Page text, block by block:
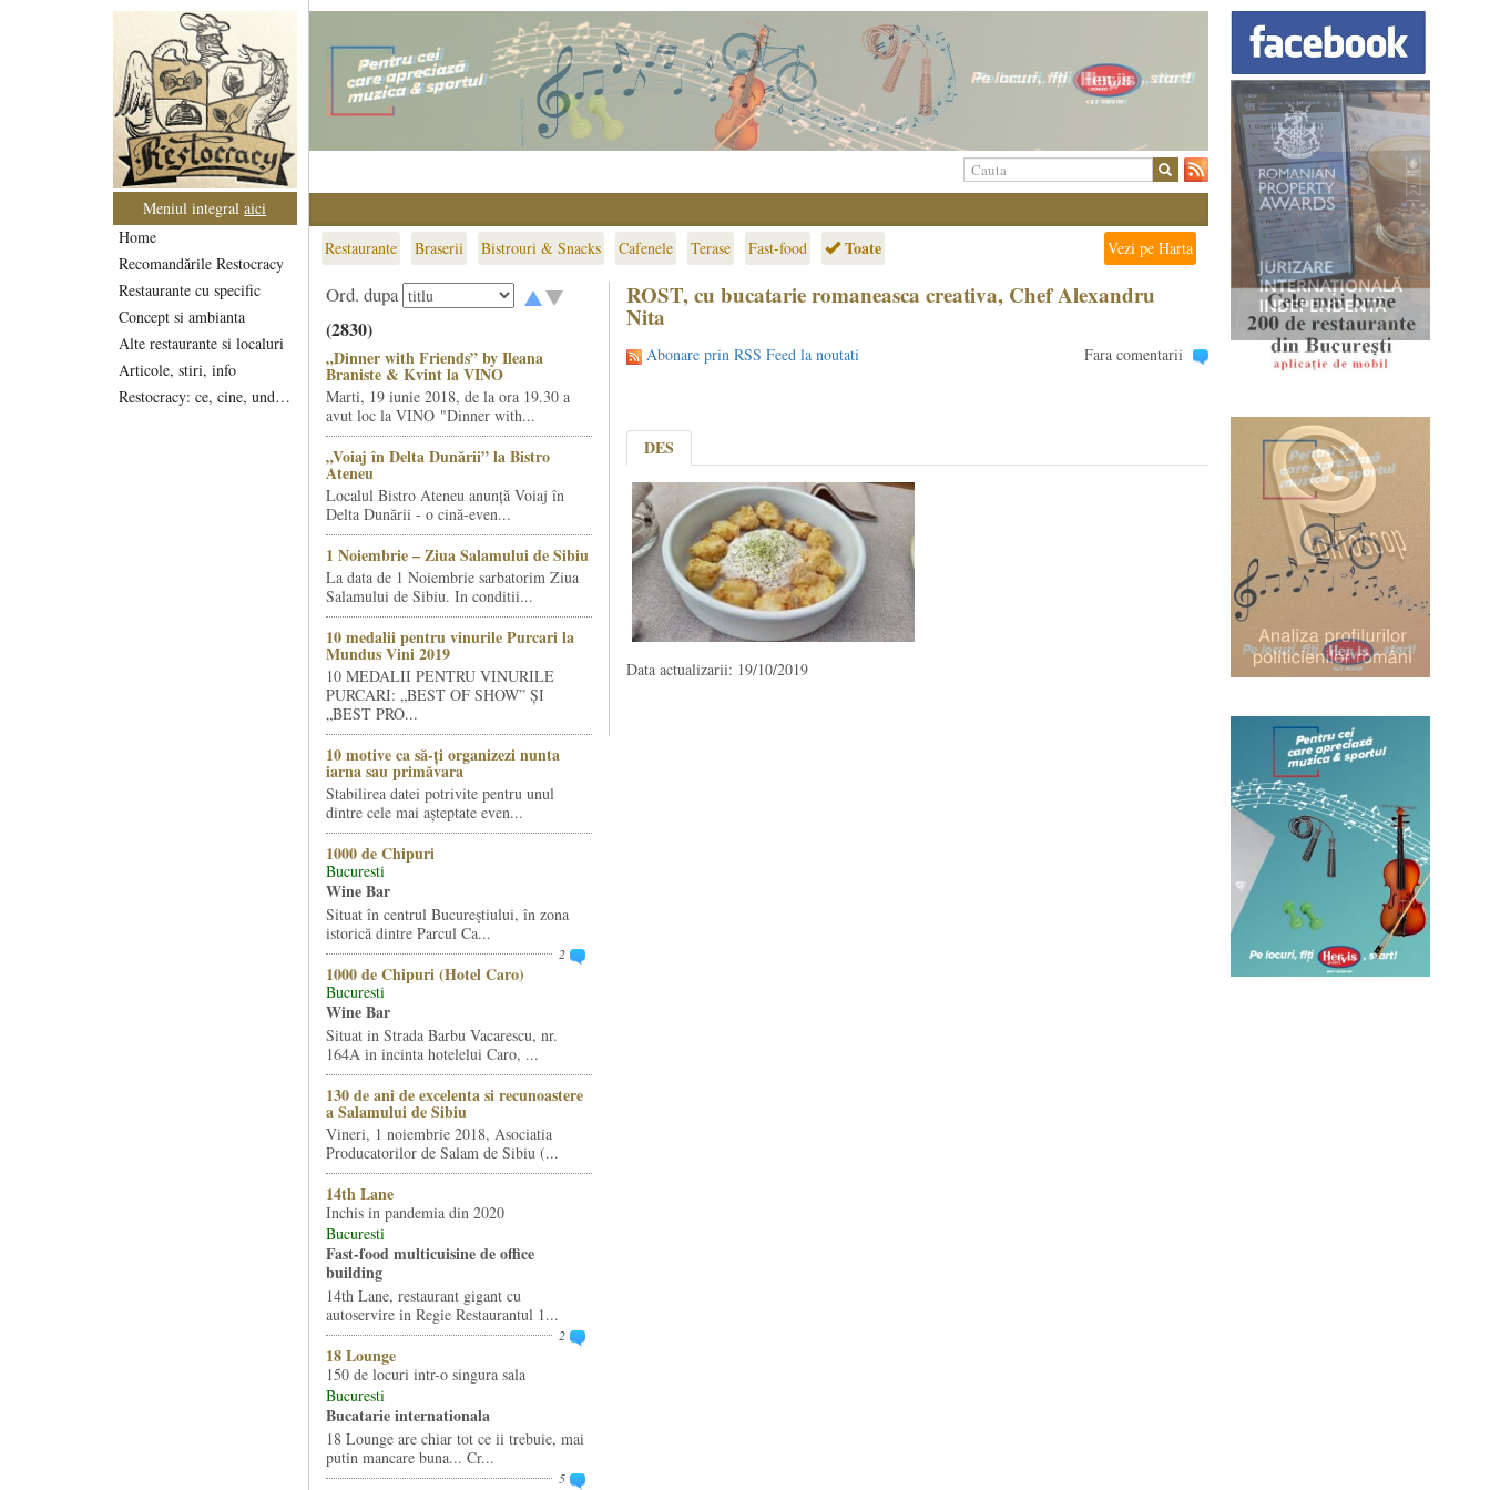
Meniul integralaici
Home
Recomandările Restocracy
Restaurante cu specific
Concept si ambianta
Alte restaurante si localuri
Articole, stiri, info
Restocracy: ce, cine, unde...
Restaurante Braserii Bistrouri & Snacks Cafenele Terase Fast-food Toate Vezi pe Harta
Ord. dupa
(2830)
„Dinner with Friends” by Ileana
Braniste & Kvint la VINO
Marti, 19 iunie 2018, de la ora 19.30 a
avut loc la VINO "Dinner with...
„Voiaj în Delta Dunării” la Bistro
Ateneu
Localul Bistro Ateneu anunță Voiaj în
Delta Dunării - o cină-even...
1 Noiembrie – Ziua Salamului de Sibiu
La data de 1 Noiembrie sarbatorim Ziua
Salamului de Sibiu. In conditii...
10 medalii pentru vinurile Purcari la
Mundus Vini 2019
10 MEDALII PENTRU VINURILE
PURCARI: „BEST OF SHOW” ȘI
„BEST PRO...
10 motive ca să-ți organizezi nunta
iarna sau primăvara
Stabilirea datei potrivite pentru unul
dintre cele mai așteptate even...
1000 de Chipuri
Bucuresti
Wine Bar
Situat în centrul Bucureştiului, în zona
istorică dintre Parcul Ca...
2
1000 de Chipuri (Hotel Caro)
Bucuresti
Wine Bar
Situat in Strada Barbu Vacarescu, nr.
164A in incinta hotelelui Caro, ...
130 de ani de excelenta si recunoastere
a Salamului de Sibiu
Vineri, 1 noiembrie 2018, Asociatia
Producatorilor de Salam de Sibiu (...
14th Lane
Inchis in pandemia din 2020
Bucuresti
Fast-food multicuisine de office
building
14th Lane, restaurant gigant cu
autoservire in Regie Restaurantul 1...
2
18 Lounge
150 de locuri intr-o singura sala
Bucuresti
Bucatarie internationala
18 Lounge are chiar tot ce ii trebuie, mai
putin mancare buna... Cr...
5
ROST, cu bucatarie romaneasca creativa, Chef Alexandru
Nita
Abonare prin RSS Feed la noutati Fara comentarii
DES
Data actualizarii: 19/10/2019